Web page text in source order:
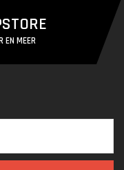
EN MEER